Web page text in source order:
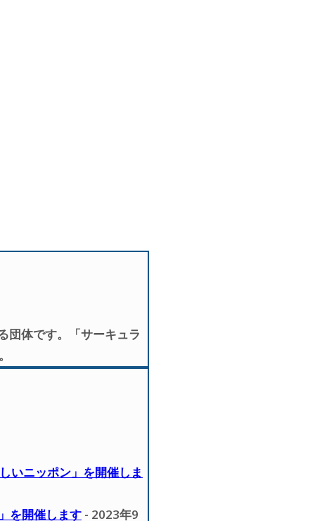
団体です。「サーキュラ
いニッポン」を開催しま
を開催します - 2023年9